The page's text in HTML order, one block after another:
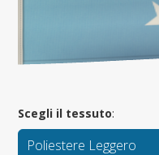
Scegli il tessuto:
Poliestere Leggero